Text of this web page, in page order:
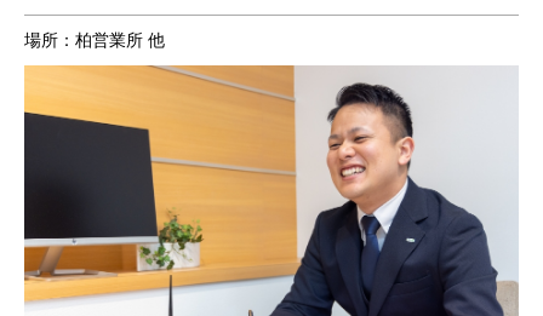
場所：柏営業所 他